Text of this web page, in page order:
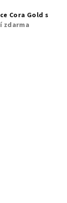
Cora Gold s
zdarma